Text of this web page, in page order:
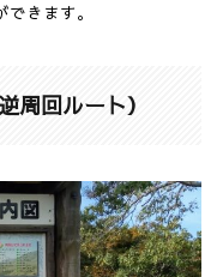
きます。
周回ルート）